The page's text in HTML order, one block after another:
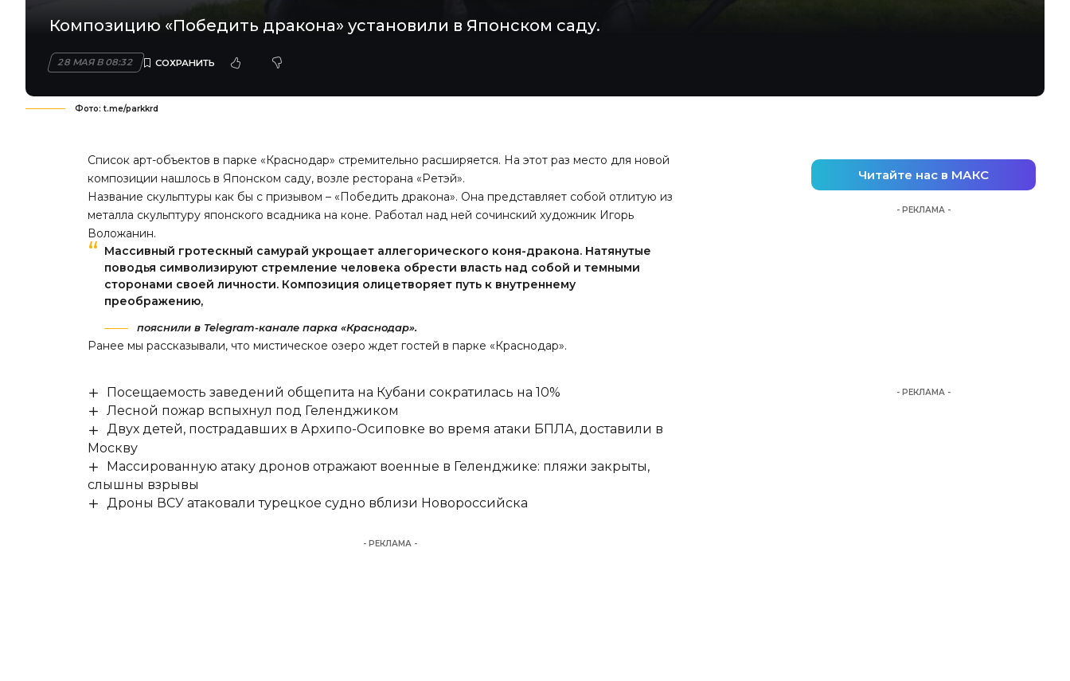
Композицию «Победить дракона» установили в Японском саду.
28 МАЯ В 08:32
Фото: t.me/parkkrd
Список арт-объектов в парке «Краснодар» стремительно расширяется. На этот раз место для новой
композиции нашлось в Японском саду, возле ресторана «Ретэй».
Название скульптуры как бы с призывом – «Победить дракона». Она представляет собой отлитую из
металла скульптуру японского всадника на коне. Работал над ней сочинский художник Игорь
Воложанин.
Массивный гротескный самурай укрощает аллегорического коня-дракона. Натянутые
поводья символизируют стремление человека обрести власть над собой и темными
сторонами своей личности. Композиция олицетворяет путь к внутреннему
преображению,
пояснили в Telegram-канале парка «Краснодар».
Ранее мырассказывали, что мистическое озеро ждет гостей в парке «Краснодар».
Посещаемость заведений общепита на Кубани сократилась на 10%
Лесной пожар вспыхнул под Геленджиком
Двух детей, пострадавших в Архипо-Осиповке во время атаки БПЛА, доставили в
Москву
Массированную атаку дронов отражают военные в Геленджике: пляжи закрыты,
слышны взрывы
Дроны ВСУ атаковали турецкое судно вблизи Новороссийска
- РЕКЛАМА -
Читайте нас в МАКС
- РЕКЛАМА -
- РЕКЛАМА -